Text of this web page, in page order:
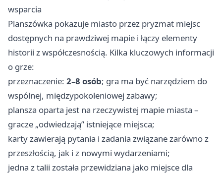
wsparcia
Planszówka pokazuje miasto przez pryzmat miejsc
dostępnych na prawdziwej mapie i łączy elementy
historii z współczesnością. Kilka kluczowych informacji
o grze:
przeznaczenie: 2–8 osób; gra ma być narzędziem do
wspólnej, międzypokoleniowej zabawy;
plansza oparta jest na rzeczywistej mapie miasta –
gracze „odwiedzają” istniejące miejsca;
karty zawierają pytania i zadania związane zarówno z
przeszłością, jak i z nowymi wydarzeniami;
jedna z talii została przewidziana jako miejsce dla